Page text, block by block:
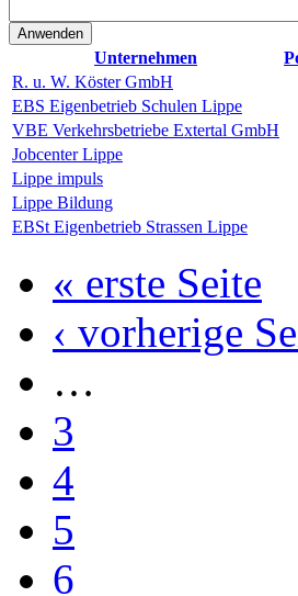
Unternehmen
R. u. W. Köster GmbH
EBS Eigenbetrieb Schulen Lippe
VBE Verkehrsbetriebe Extertal GmbH
Jobcenter Lippe
Lippe impuls
Lippe Bildung
EBSt Eigenbetrieb Strassen Lippe
« erste Seite
‹ vorherige
…
3
4
5
6